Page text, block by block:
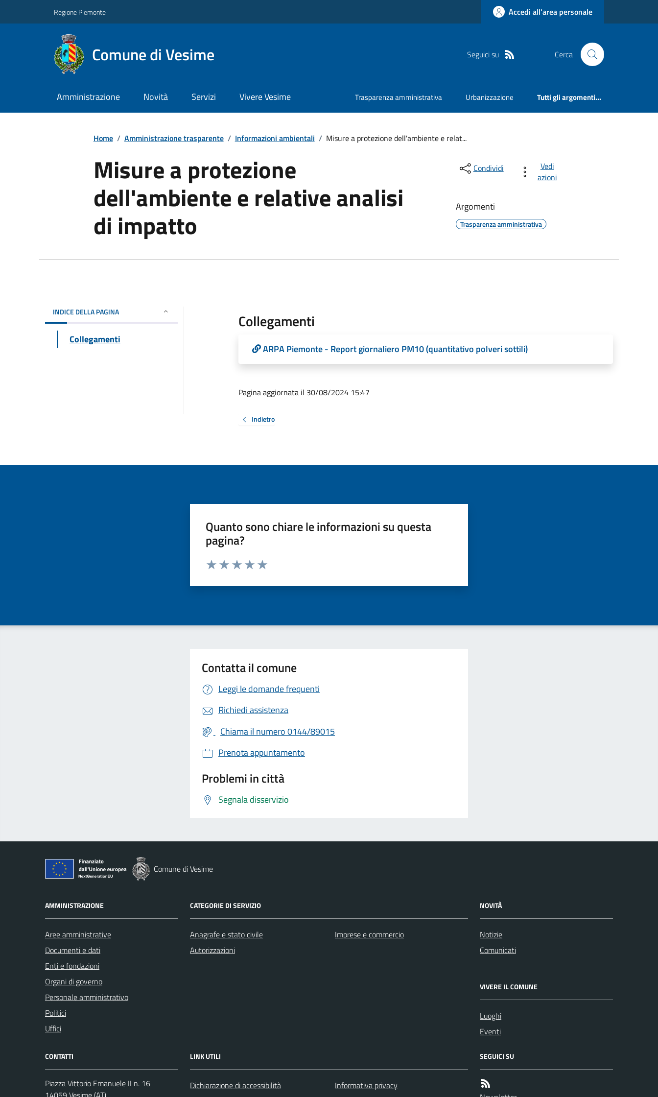
Regione Piemonte Accedi all'area personale
Comune di Vesime Seguici su Cerca
Amministrazione Novità Servizi Vivere Vesime Trasparenza amministrativa Urbanizzazione Tutti gli argomenti...
Home / Amministrazione trasparente / Informazioni ambientali / Misure a protezione dell'ambiente e relat...
Misure a protezione
dell'ambiente e relative analisi
di impatto
Condividi
Vedi
azioni
Argomenti
Trasparenza amministrativa
INDICE DELLA PAGINA
Collegamenti
Collegamenti
ARPA Piemonte - Report giornaliero PM10 (quantitativo polveri sottili)
Pagina aggiornata il 30/08/2024 15:47
Indietro
Quanto sono chiare le informazioni su questa
pagina?
Valuta da 1 a 5 stelle la pagina
Contatta il comune
Leggi le domande frequenti
Richiedi assistenza
Chiama il numero 0144/89015
Prenota appuntamento
Problemi in città
Segnala disservizio
Comune di Vesime
AMMINISTRAZIONE
Aree amministrative
Documenti e dati
Enti e fondazioni
Organi di governo
Personale amministrativo
Politici
Uffici
CATEGORIE DI SERVIZIO
Anagrafe e stato civile
Autorizzazioni
Imprese e commercio
NOVITÀ
Notizie
Comunicati
VIVERE IL COMUNE
Luoghi
Eventi
CONTATTI
Piazza Vittorio Emanuele II n. 16
LINK UTILI
Dichiarazione di accessibilità
Informativa privacy
SEGUICI SU